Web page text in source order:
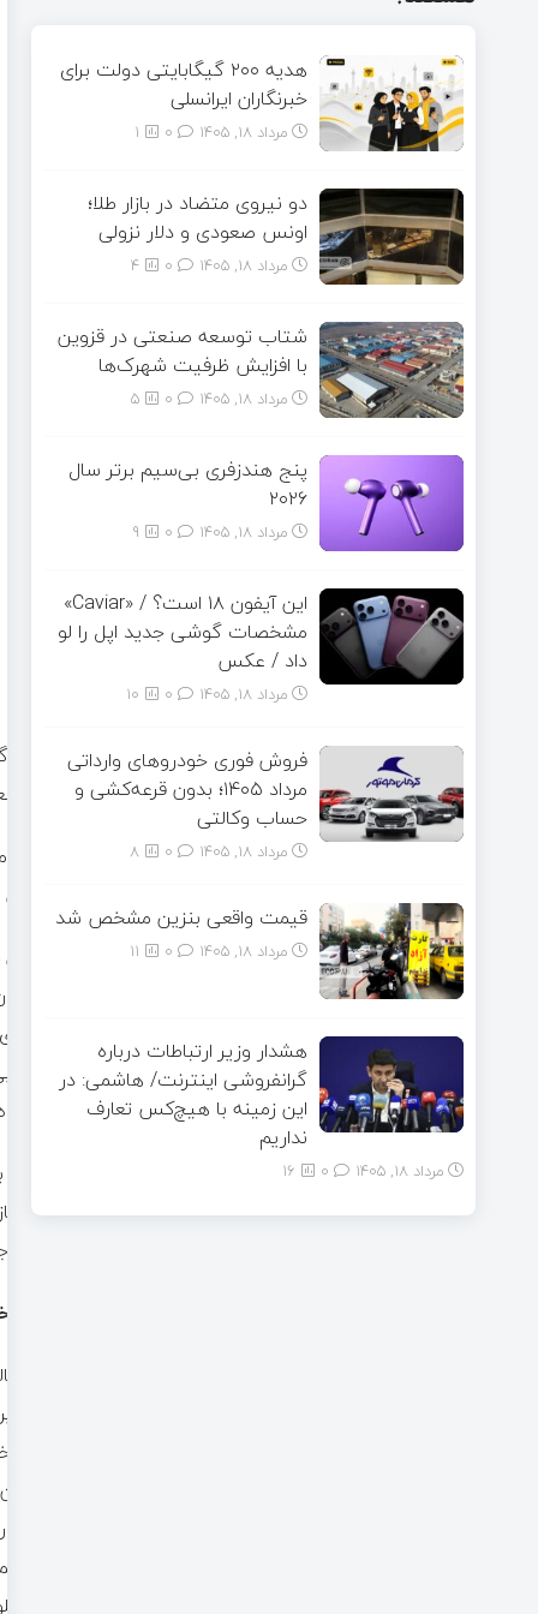
هدیه ۲۰۰ گیگابایتی دولت برای
خبرنگاران ایرانسلی
مرداد ۱۸, ۱۴۰۵ 1
دو نیروی متضاد در بازار طلا؛
اونس صعودی و دلار نزولی
مرداد ۱۸, ۱۴۰۵ 4
شتاب توسعه صنعتی در قزوین
با افزایش ظرفیت شهرک‌ها
مرداد ۱۸, ۱۴۰۵ 5
پنج هندزفری بی‌سیم برتر سال
۲۰۲۶
مرداد ۱۸, ۱۴۰۵ 9
این آیفون ۱۸ است؟ / «Caviar»
مشخصات گوشی جدید اپل را لو
داد / عکس
مرداد ۱۸, ۱۴۰۵ 10
فروش فوری خودروهای وارداتی
مرداد ۱۴۰۵؛ بدون قرعه‌کشی و
حساب وکالتی
مرداد ۱۸, ۱۴۰۵ 8
قیمت واقعی بنزین مشخص شد
مرداد ۱۸, ۱۴۰۵ 11
هشدار وزیر ارتباطات درباره
گرانفروشی اینترنت/ هاشمی: در
این زمینه با هیچ‌کس تعارف
نداریم
مرداد ۱۸, ۱۴۰۵ 16